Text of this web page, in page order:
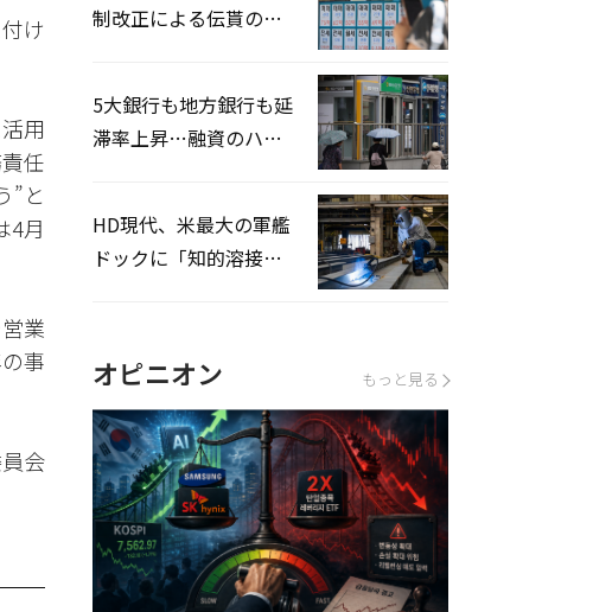
け
用
任
”と
4月
業
事
会
制改正による伝貰の月
5大銀行も地方銀行も延
滞率上昇…融資のハー
HD現代、米最大の軍艦
ドックに「知的溶接」
オピニオン もっと見る